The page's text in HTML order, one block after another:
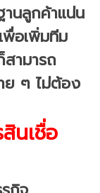
นลูกค้าแน่น
อเพิ่มทีม
ามารถ
ย ๆ ไม่ต้อง
นเชื่อ